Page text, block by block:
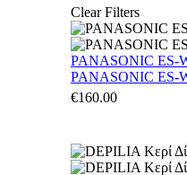
Clear Filters
PANASONIC ES-
PANASONIC ES-
€160.00